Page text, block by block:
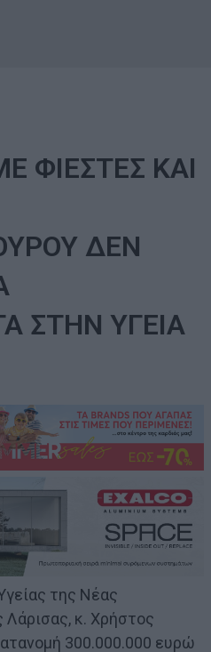
ΦΙΕΣΤΕΣ ΚΑΙ
ΔΕΝ
ΣΤΗΝ ΥΓΕΙΑ
της Νέας
Λάρισας, κ. Χρήστος
300.000.000 ευρώ